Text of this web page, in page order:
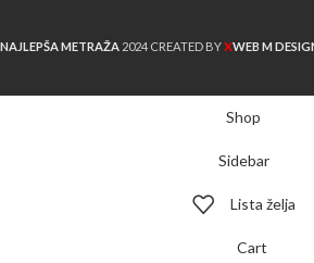
NAJLEPŠA METRAŽA 2024 CREATED BYXWEB M
Shop
Sidebar
Lista želja
Cart